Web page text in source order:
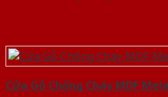
Cửa Gỗ Chống Cháy MDF